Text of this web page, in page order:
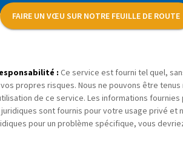
FAIRE UN VŒU SUR NOTRE FEUILLE DE ROUTE
: Ce service est fourni tel quel,
propres risques. Nous ne pouvons être
de ce service. Les informations
sont fournis pour votre usage privé et
pour un problème spécifique, vous